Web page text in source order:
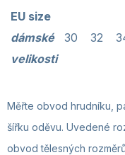
EU size
dámské
velikosti
30 32
Měřte obvod hrudníku,
šířku oděvu. Uvedené
obvod tělesných